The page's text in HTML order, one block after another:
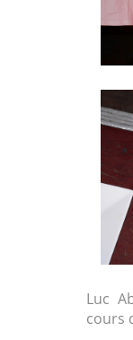
Luc
cours